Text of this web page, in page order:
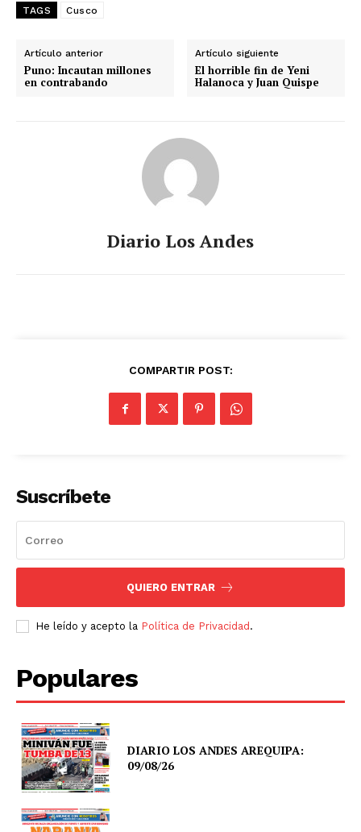
TAGS Cusco
Artículo anterior
Puno: Incautan millones
en contrabando
Artículo siguiente
El horrible fin de Yeni
Halanoca y Juan Quispe
Diario Los Andes
COMPARTIR POST:
Suscríbete
QUIERO ENTRAR
He leído y acepto la Política de Privacidad .
Populares
DIARIO LOS ANDES AREQUIPA:
09/08/26